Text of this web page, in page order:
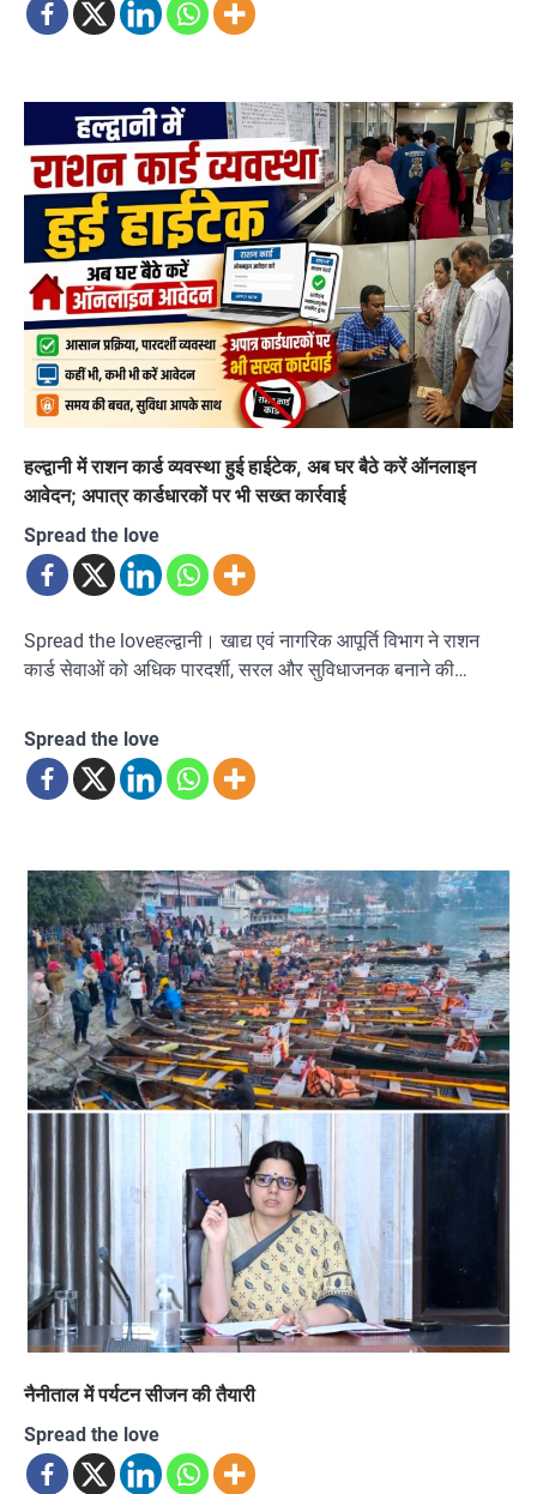
हल्द्वानी में राशन कार्ड व्यवस्था हुई हाईटेक, अब घर बैठे करें ऑनलाइन
आवेदन; अपात्र कार्डधारकों पर भी सख्त कार्रवाई
Spread the love
Spread the loveहल्द्वानी। खाद्य एवं नागरिक आपूर्ति विभाग ने राशन
कार्ड सेवाओं को अधिक पारदर्शी, सरल और सुविधाजनक बनाने की…
Spread the love
नैनीताल में पर्यटन सीजन की तैयारी
Spread the love